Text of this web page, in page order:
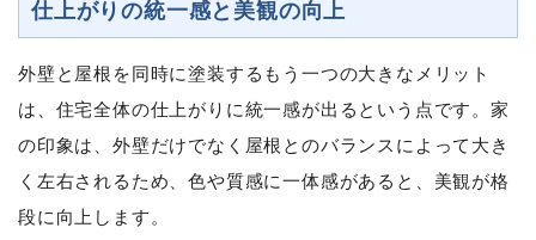
仕上がりの統一感と美観の向上
外壁と屋根を同時に塗装するもう一つの大きなメリット
は、住宅全体の仕上がりに統一感が出るという点です。家
の印象は、外壁だけでなく屋根とのバランスによって大き
く左右されるため、色や質感に一体感があると、美観が格
段に向上します。